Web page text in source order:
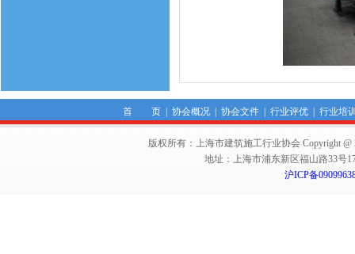
首 页| 协会概况| 协会文件| 行业评优| 行业培
版权所有：上海市建筑施工行业协会 Copyright @
地址：上海市浦东新区福山路33号
沪ICP备